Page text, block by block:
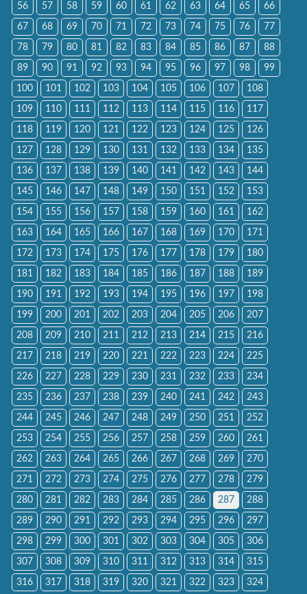
56 57 58 59 60 61 62 63 64 65 66
67 68 69 70 71 72 73 74 75 76 77
78 79 80 81 82 83 84 85 86 87 88
89 90 91 92 93 94 95 96 97 98 99
100 101 102 103 104 105 106 107 108
109 110 111 112 113 114 115 116 117
118 119 120 121 122 123 124 125 126
127 128 129 130 131 132 133 134 135
136 137 138 139 140 141 142 143 144
145 146 147 148 149 150 151 152 153
154 155 156 157 158 159 160 161 162
163 164 165 166 167 168 169 170 171
172 173 174 175 176 177 178 179 180
181 182 183 184 185 186 187 188 189
190 191 192 193 194 195 196 197 198
199 200 201 202 203 204 205 206 207
208 209 210 211 212 213 214 215 216
217 218 219 220 221 222 223 224 225
226 227 228 229 230 231 232 233 234
235 236 237 238 239 240 241 242 243
244 245 246 247 248 249 250 251 252
253 254 255 256 257 258 259 260 261
262 263 264 265 266 267 268 269 270
271 272 273 274 275 276 277 278 279
280 281 282 283 284 285 286 287 288
289 290 291 292 293 294 295 296 297
298 299 300 301 302 303 304 305 306
307 308 309 310 311 312 313 314 315
316 317 318 319 320 321 322 323 324